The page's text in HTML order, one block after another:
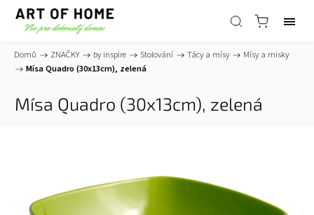
Domů / ZNAČKY / by inspire / Stolování / Tácy a mísy /
Mísy a misky
/
Mísa Quadro (30x13cm), zelená
Mísa Quadro (30x13cm), zelená